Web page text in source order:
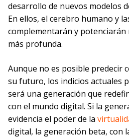
desarrollo de nuevos modelos
En ellos, el cerebro humano y
complementarán y
más profunda.
Aunque no es posible predecir
su futuro, los indicios actuales
será una generación que
con el mundo digital. Si la
evidencia el poder de la
digital, la generación beta, con